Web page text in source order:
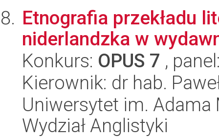
Etnografia przekładu
niderlandzka w
Konkurs: OPUS 7 ,
Kierownik: dr hab.
Uniwersytet im.
Wydział Anglistyki